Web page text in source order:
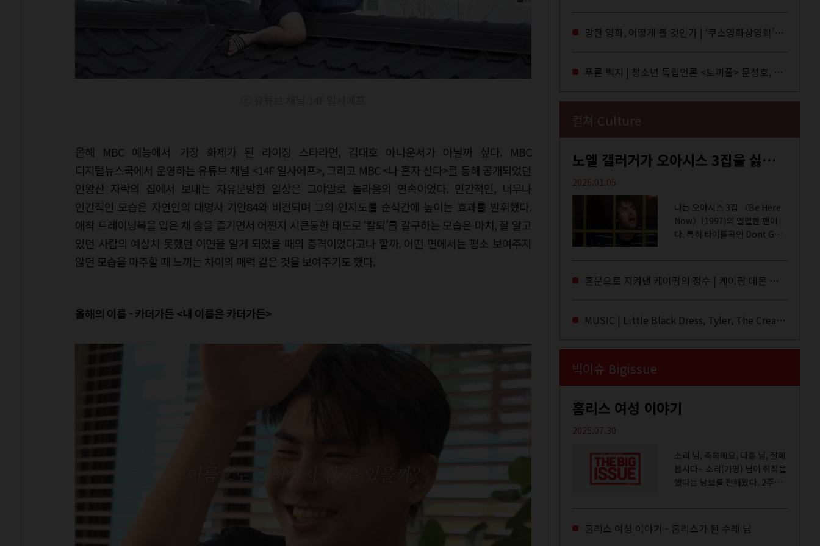
올해 MBC 예능에서 가장 화제가 된 라이징 스타라면, 김대호 아나운서가 아닐까 싶다. MBC
디지털뉴스국에서 운영하는 유튜브 채널 <14F 일사에프>, 그리고 MBC <나 혼자 산다>를 통해 공개되었던
인왕산 자락의 집에서 보내는 자유분방한 일상은 그야말로 놀라움의 연속이었다. 인간적인, 너무나
인간적인 모습은 자연인의 대명사 기안84와 비견되며 그의 인지도를 순식간에 높이는 효과를 발휘했다.
애착 트레이닝복을 입은 채 술을 즐기면서 어쩐지 시큰둥한 태도로 ‘칼퇴’를 갈구하는 모습은 마치, 잘 알고
있던 사람의 예상치 못했던 이면을 알게 되었을 때의 충격이었다고나 할까. 어떤 면에서는 평소 보여주지
않던 모습을 마주할 때 느끼는 차이의 매력 같은 것을 보여주기도 했다.
올해의 이름 - 카더가든 <내 이름은 카더가든>
고 MD들의 고민 끝에 세상 밖으
로 나온 종이 잡지 어떤(otton).
망한 영화, 어떻게 볼 것인가 | ‘쿠소영화상영회’와 ‘가자미’의 이야기
푸른 백지 | 청소년 독립언론 <토끼풀> 문성호, 서부건
컬쳐 Culture
노엘 갤러거가 오아시스 3집을 싫어하는 이유 | DEFINITELY MAYBE, AGAIN
2026.01.05
나는 오아시스 3집 〈Be Here
Now〉(1997)의 열렬한 팬이
다. 특히 타이틀곡인 Dont Go
라이브·데모·부틀렉을 합쳐 3만
번 이상은 듣지 않았나 싶다. 이
혼문으로 지켜낸 케이팝의 정수 | 케이팝 데몬 헌터스
MUSIC | Little Black Dress, Tyler, The Creator, Essie Jain
빅이슈 Bigissue
홈리스 여성 이야기
2025.07.30
소리 님, 축하해요, 다홍 님, 잘해
봅시다~ 소리(가명) 님이 취직을
했다는 낭보를 전해왔다. 2주일
하고, 저 오늘이 마지막이에요,
이렇게 인사를 하고 가셨던...
홈리스 여성 이야기 - 홈리스가 된 수레 님